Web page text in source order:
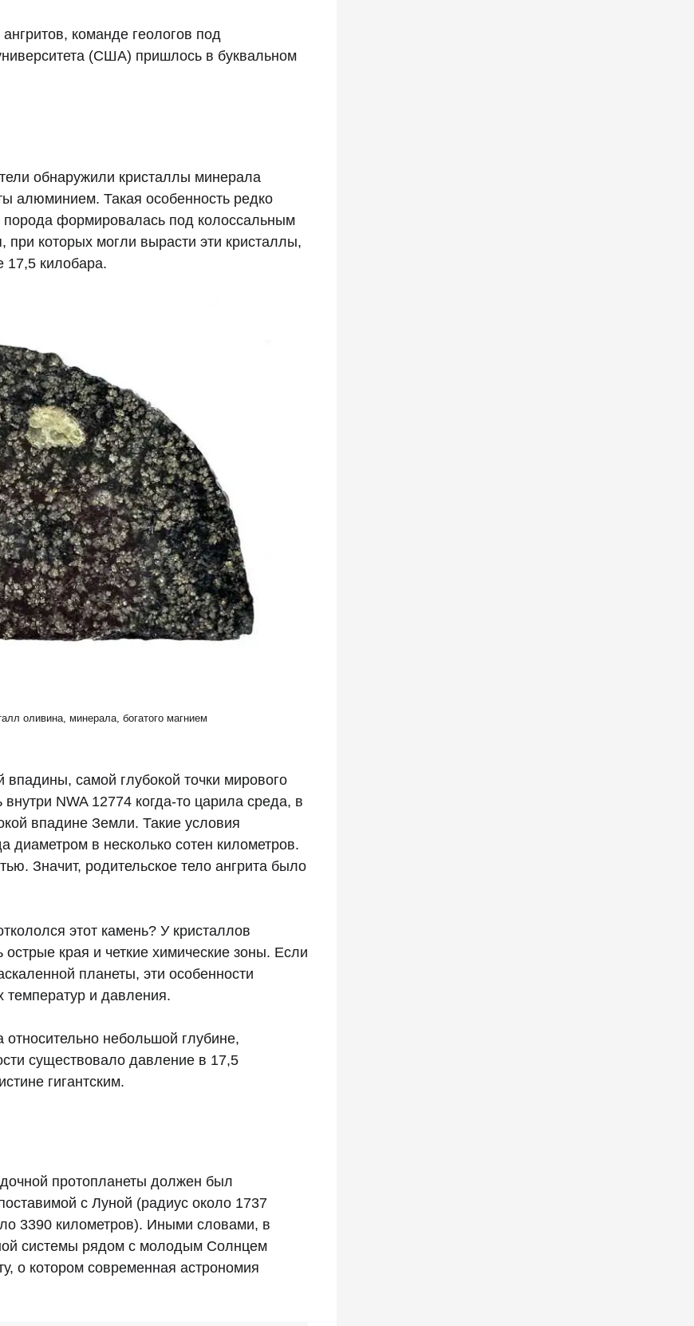
команде геологов под
(США) пришлось в буквальном
обнаружили кристаллы минерала
алюминием. Такая особенность редко
порода формировалась под колоссальным
которых могли вырасти эти кристаллы,
килобара.
оливина, минерала, богатого магнием
самой глубокой точки мирового
NWA 12774 когда-то царила среда, в
впадине Земли. Такие условия
диаметром в несколько сотен километров.
Значит, родительское тело ангрита было
этот камень? У кристаллов
края и четкие химические зоны. Если
планеты, эти особенности
температур и давления.
небольшой глубине,
существовало давление в 17,5
гигантским.
протопланеты должен был
с Луной (радиус около 1737
3390 километров). Иными словами, в
системы рядом с молодым Солнцем
о котором современная астрономия